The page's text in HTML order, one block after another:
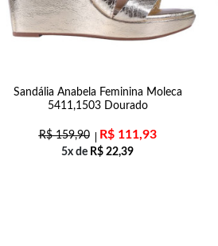
Sandália Anabela Feminina Moleca
5411,1503 Dourado
R$159,90 R$111,93
5x de R$ 22,39